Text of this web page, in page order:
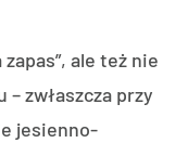
ale też nie
zwłaszcza przy
jesienno-